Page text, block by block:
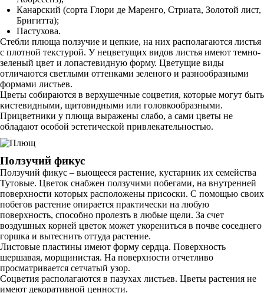
Канарский (сорта Глори де Маренго, Стриата, Золотой лист,
Бригитта);
Пастухова.
Стебли плюща ползучие и цепкие, на них располагаются листья
с плотной текстурой. У нецветущих видов листья имеют темно-
зеленый цвет и лопастевидную форму. Цветущие виды
отличаются светлыми оттенками зеленого и разнообразными
формами листьев.
Цветы собираются в верхушечные соцветия, которые могут быть
кистевидными, щитовидными или головкообразными.
Прицветники у плюща выражены слабо, а сами цветы не
обладают особой эстетической привлекательностью.
Ползучий фикус
Ползучий фикус – вьющееся растение, кустарник их семейства
Тутовые. Цветок снабжен ползучими побегами, на внутренней
поверхности которых расположены присоски. С помощью своих
побегов растение опирается практически на любую
поверхность, способно пролезть в любые щели. За счет
воздушных корней цветок может укорениться в почве соседнего
горшка и вытеснить оттуда растение.
Листовые пластины имеют форму сердца. Поверхность
шершавая, морщинистая. На поверхности отчетливо
просматривается сетчатый узор.
Соцветия располагаются в пазухах листьев. Цветы растения не
имеют декоративной ценности.